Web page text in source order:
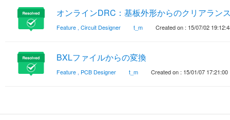
オンラインDRC：基板外形からのクリアラン
Feature , Circuit Designer t_m Created on : 15/07/02
BXLファイルからの変換
Feature , PCB Designer t_m Created on : 15/01/07 17:21:00